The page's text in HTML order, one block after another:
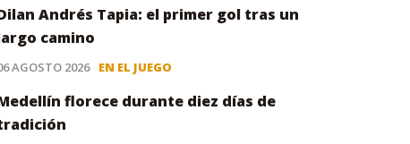
Andrés Tapia: el primer gol tras un
camino
AGOSTO 2026 EN EL JUEGO
florece durante diez días de